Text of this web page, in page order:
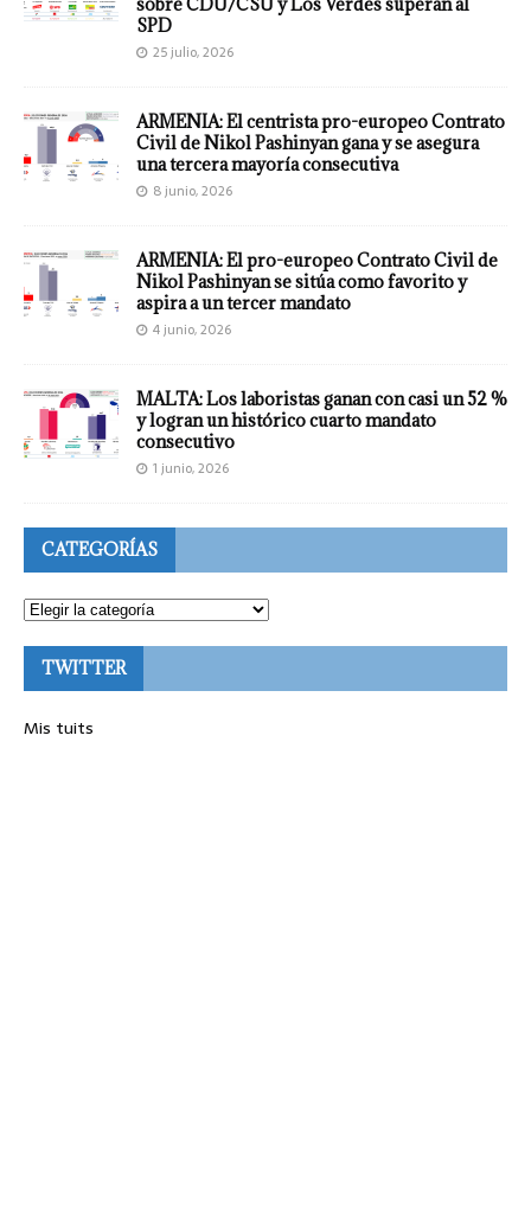
SPD
25 julio, 2026
ARMENIA: El centrista pro-europeo Contrato
Civil de Nikol Pashinyan gana y se asegura
una tercera mayoría consecutiva
8 junio, 2026
ARMENIA: El pro-europeo Contrato Civil de
Nikol Pashinyan se sitúa como favorito y
aspira a un tercer mandato
4 junio, 2026
MALTA: Los laboristas ganan con casi un 52 %
y logran un histórico cuarto mandato
consecutivo
1 junio, 2026
CATEGORÍAS
TWITTER
Mis tuits